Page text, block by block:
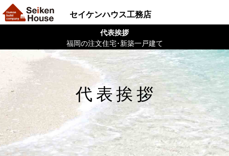
代表挨拶
福岡の注文住宅･新築一戸建て
セイケンハウス工務店